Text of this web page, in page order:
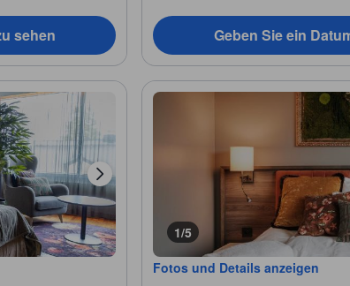
sehen Geben Sie ein
1/5
Fotos und Details anzeigen